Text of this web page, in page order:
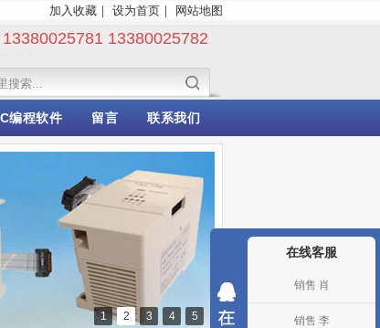
加入收藏 ｜ 设为首页 ｜ 网站地图
13380025782
编程软件 留言 联系我们
1 2 3 4 5
在线客服
销售 肖
销售 李